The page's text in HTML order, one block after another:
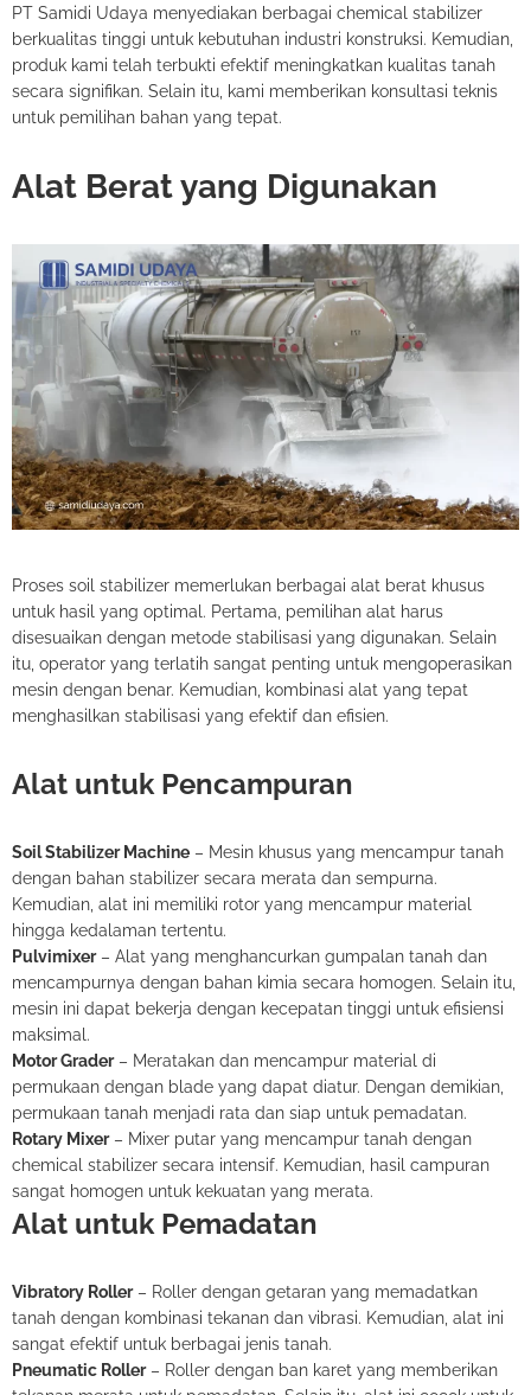
PT Samidi Udaya menyediakan berbagai chemical stabilizer
berkualitas tinggi untuk kebutuhan industri konstruksi. Kemudian,
produk kami telah terbukti efektif meningkatkan kualitas tanah
secara signifikan. Selain itu, kami memberikan konsultasi teknis
untuk pemilihan bahan yang tepat.
Alat Berat yang Digunakan
Proses soil stabilizer memerlukan berbagai alat berat khusus
untuk hasil yang optimal. Pertama, pemilihan alat harus
disesuaikan dengan metode stabilisasi yang digunakan. Selain
itu, operator yang terlatih sangat penting untuk mengoperasikan
mesin dengan benar. Kemudian, kombinasi alat yang tepat
menghasilkan stabilisasi yang efektif dan efisien.
Alat untuk Pencampuran
Soil Stabilizer Machine – Mesin khusus yang mencampur tanah
dengan bahan stabilizer secara merata dan sempurna.
Kemudian, alat ini memiliki rotor yang mencampur material
hingga kedalaman tertentu.
Pulvimixer– Alat yang menghancurkan gumpalan tanah dan
mencampurnya dengan bahan kimia secara homogen. Selain itu,
mesin ini dapat bekerja dengan kecepatan tinggi untuk efisiensi
maksimal.
Motor Grader– Meratakan dan mencampur material di
permukaan dengan blade yang dapat diatur. Dengan demikian,
permukaan tanah menjadi rata dan siap untuk pemadatan.
Rotary Mixer– Mixer putar yang mencampur tanah dengan
chemical stabilizer secara intensif. Kemudian, hasil campuran
sangat homogen untuk kekuatan yang merata.
Alat untuk Pemadatan
Vibratory Roller– Roller dengan getaran yang memadatkan
tanah dengan kombinasi tekanan dan vibrasi. Kemudian, alat ini
sangat efektif untuk berbagai jenis tanah.
Pneumatic Roller– Roller dengan ban karet yang memberikan